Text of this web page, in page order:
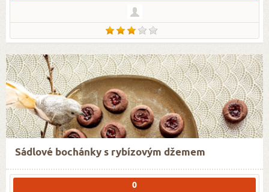
Sádlové bochánky s rybízovým džemem
0